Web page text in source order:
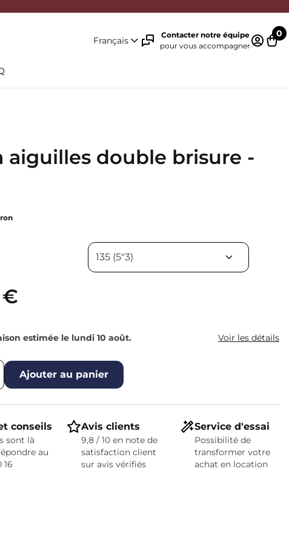
Français
Contacter notre équipe
pour vous accompagner
0
aiguilles double brisure -
€
estimée le lundi 10 août. Voir les détails
Ajouter au panier
conseils
sont là
au
16
Avis clients
9,8 / 10 en note de
satisfaction client
sur avis vérifiés
Service d'essai
Possibilité de
transformer votre
achat en location